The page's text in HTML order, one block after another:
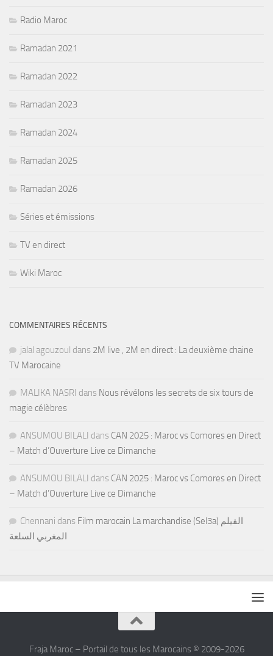
Radio Maroc
Ramadan 2021
Ramadan 2022
Ramadan 2023
Ramadan 2024
Ramadan 2025
Ramadan 2026
Séries et émissions
TV en direct
Wiki Maroc
COMMENTAIRES RÉCENTS
jalal agouzoul dans 2M live , 2M en direct : La deuxième chaine
TV Marocaine
MALIKA NASRI dans Nous révélons les secrets de six tours de
magie célèbres
ANSUMOU BILALI dans CAN 2025 : Maroc vs Comores en Direct
– Match d’Ouverture Live ce Dimanche
ANSUMOU BILALI dans CAN 2025 : Maroc vs Comores en Direct
– Match d’Ouverture Live ce Dimanche
Chennani dans Film marocain La marchandise (Sel3a) الفيلم
المغربي السلعة
Fraja Maroc – Portail de tous les Marocains © 2009-2026